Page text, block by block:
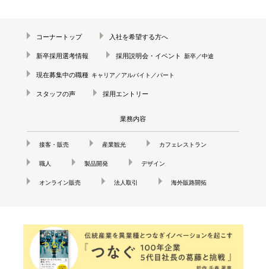
コーナートップ 入社を希望する方へ
新卒採用選考情報 採用説明会・イベント 新卒／中途
現在募集中の職種 キャリア／アルバイト／パート
スタッフの声 採用エントリー
業務内容
接客・販売 産業観光 カフェレストラン
職人 製品開発 デザイン
オンライン販売 法人取引 海外販路開拓